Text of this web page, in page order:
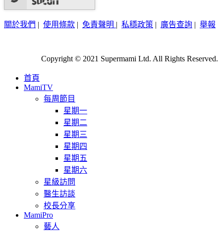
關於我們 | 使用條款 | 免責聲明 | 私穩政策 | 廣告查詢 | 舉報
Copyright © 2021 Supermami Ltd. All Rights Reserved.
首頁
MamiTV
每周節目
星期一
星期二
星期三
星期四
星期五
星期六
星級訪問
醫生訪談
校長分享
MamiPro
藝人